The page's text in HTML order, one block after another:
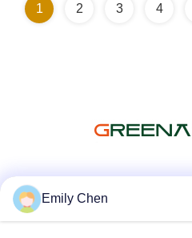
1 2 3 4
Emily Chen